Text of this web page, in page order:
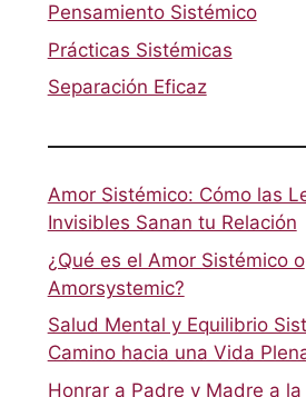
Pensamiento Sistémico
Prácticas Sistémicas
Separación Eficaz
Amor Sistémico: Cómo las
Invisibles Sanan tu Relación
¿Qué es el Amor Sistémico o
Amorsystemic?
Salud Mental y Equilibrio
Camino hacia una Vida
Honrar a Padre y Madre a